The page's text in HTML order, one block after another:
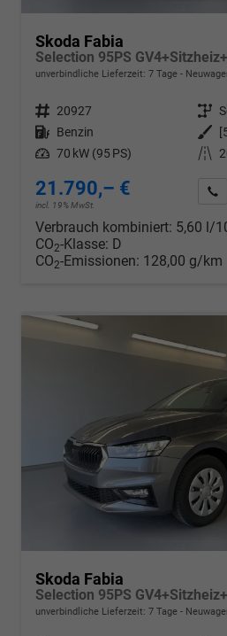
Skoda Fabia
unverbindliche Lieferzeit: 7 Tage
Fahrzeugnr. 20927 Getriebe
Kraftstoff Benzin Außenfarbe
Leistung 70 kW (95 PS) Kilometerstand
21.790,– €
incl. 19% MwSt.
Verbrauch kombiniert: 5,60 l/
CO2-Klasse: D
CO2-Emissionen: 128,00 g/km
Skoda Fabia
unverbindliche Lieferzeit: 7 Tage